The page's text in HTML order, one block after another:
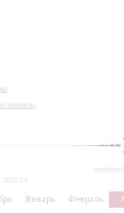
проекты
сегодня
2023/24
Январь Февраль